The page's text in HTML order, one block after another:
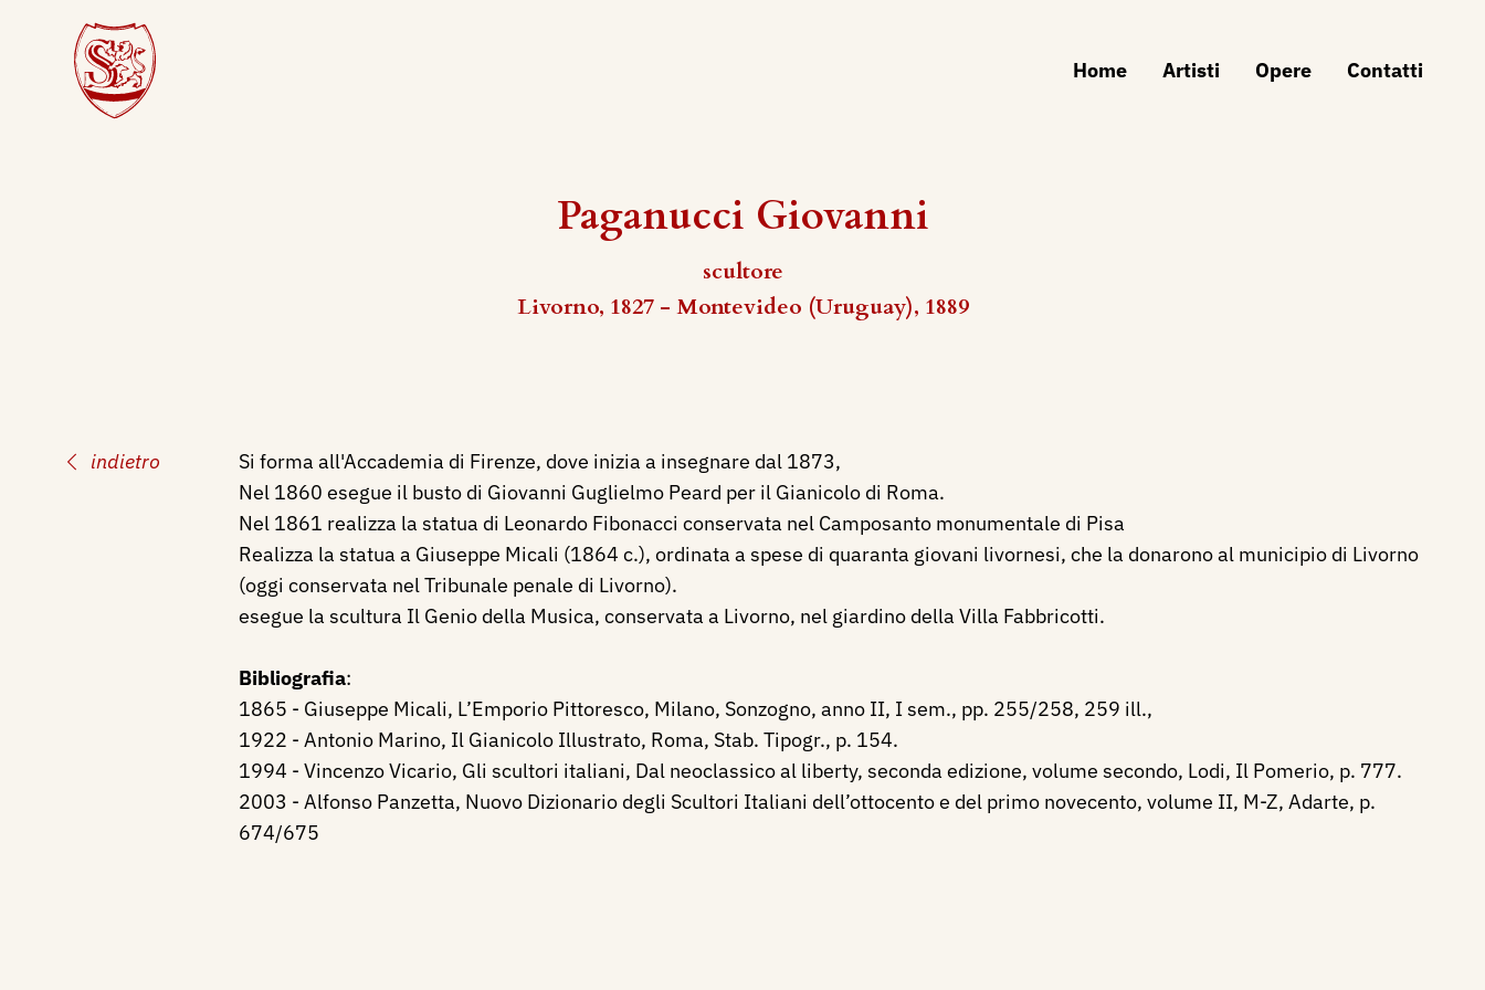
Home Artisti Opere Contatti
Paganucci Giovanni
scultore
Livorno, 1827 - Montevideo (Uruguay), 1889
indietro
Si forma all'Accademia di Firenze, dove inizia a insegnare dal 1873,
Nel 1860 esegue il busto di Giovanni Guglielmo Peard per il Gianicolo di Roma.
Nel 1861 realizza la statua di Leonardo Fibonacci conservata nel Camposanto monumentale di Pisa
Realizza la statua a Giuseppe Micali (1864 c.), ordinata a spese di quaranta giovani livornesi, che la donarono al municipio di Livorno
(oggi conservata nel Tribunale penale di Livorno).
esegue la scultura Il Genio della Musica, conservata a Livorno, nel giardino della Villa Fabbricotti.
Bibliografia:
1865 - Giuseppe Micali, L’Emporio Pittoresco, Milano, Sonzogno, anno II, I sem., pp. 255/258, 259 ill.,
1922 - Antonio Marino, Il Gianicolo Illustrato, Roma, Stab. Tipogr., p. 154.
1994 - Vincenzo Vicario, Gli scultori italiani, Dal neoclassico al liberty, seconda edizione, volume secondo, Lodi, Il Pomerio, p. 777.
2003 - Alfonso Panzetta, Nuovo Dizionario degli Scultori Italiani dell’ottocento e del primo novecento, volume II, M-Z, Adarte, p.
674/675